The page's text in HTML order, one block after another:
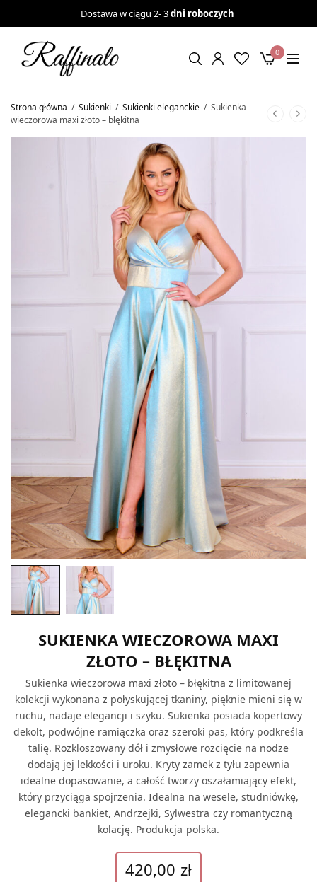
Dostawa w ciągu 2- 3dni roboczych
0
Strona główna / Sukienki / Sukienki eleganckie / Sukienka
wieczorowa maxi złoto – błękitna
SUKIENKA WIECZOROWA MAXI
ZŁOTO – BŁĘKITNA
Sukienka wieczorowa maxi złoto – błękitna z limitowanej
kolekcji wykonana z połyskującej tkaniny, pięknie mieni się w
ruchu, nadaje elegancji i szyku. Sukienka posiada kopertowy
dekolt, podwójne ramiączka oraz szeroki pas, który podkreśla
talię. Rozkloszowany dół i zmysłowe rozcięcie na nodze
dodają jej lekkości i uroku. Kryty zamek z tyłu zapewnia
idealne dopasowanie, a całość tworzy oszałamiający efekt,
który przyciąga spojrzenia. Idealna na wesele, studniówkę,
elegancki bankiet, Andrzejki, Sylwestra czy romantyczną
kolację. Produkcja polska.
420,00 zł